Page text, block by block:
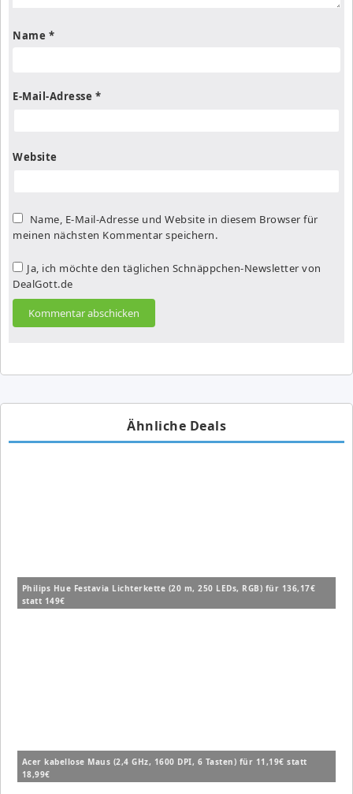
Name *
E-Mail-Adresse *
Website
Name, E-Mail-Adresse und Website in diesem Browser für
meinen nächsten Kommentar speichern.
Ja, ich möchte den täglichen Schnäppchen-Newsletter von
DealGott.de
Ähnliche Deals
Philips Hue Festavia Lichterkette (20 m, 250 LEDs, RGB) für 136,17€
statt 149€
Acer kabellose Maus (2,4 GHz, 1600 DPI, 6 Tasten) für 11,19€ statt
18,99€